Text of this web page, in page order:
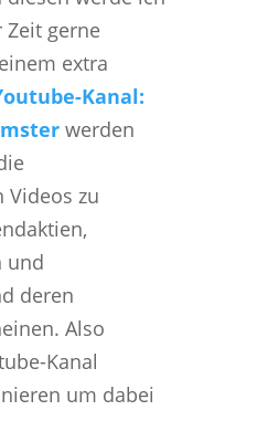
Zeit gerne
extra
Kanal:
werden
Videos zu
und
deren
Also
Kanal
um dabei